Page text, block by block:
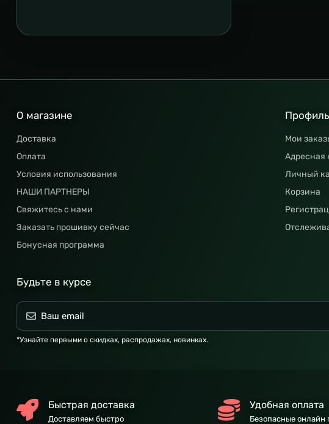
О магазине
Доставка
Оплата
Условия использования
НАШИ ПАРТНЕРЫ
Свяжитесь с нами
Заказать прошивку сейчас
Бонусная программа
Профиль
Мои
Адресная
Личный
Корзина
Будьте в курсе
*Узнайте первыми о скидках, распродажах, новинках.
Быстрая доставка
Доставляем быстро
Удобная оплата
Безопасные онлайн